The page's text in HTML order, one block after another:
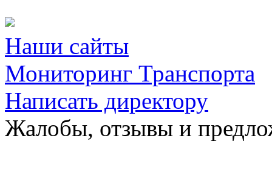
Наши сайты
Мониторинг Транспорта
Написать директору
Жалобы, отзывы и